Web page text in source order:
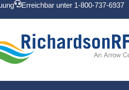
Erreichbar unter 1-800-737-6937